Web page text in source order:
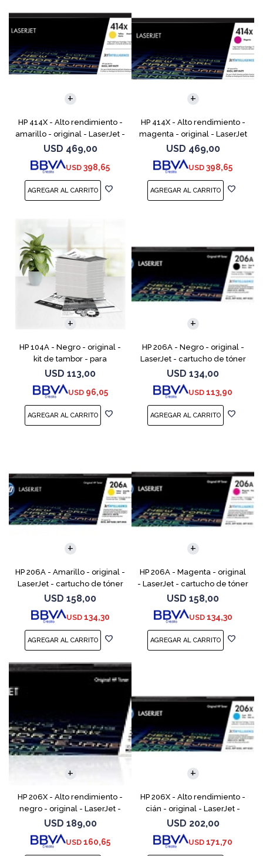
HP 414X - Alto rendimiento -
amarillo - original - LaserJet -
cartucho de tóner (W2022X) -
para Color LaserJet
Enterprise M455,
USD 469,00
USD 398,65
HP 414X - Alto rendimiento -
magenta - original - LaserJet
- cartucho de tóner (W2023X)
- para Color LaserJet
Enterprise M455, M
USD 469,00
USD 398,65
HP 104A - Negro - original -
kit de tambor - para
Neverstop Laser 1000a,
1000n, 1000w, MFP 1200a, MFP
1200n, MFP 1200nw, MFP 120
USD 113,00
USD 96,05
HP 206A - Negro - original -
LaserJet - cartucho de tóner
(W2110A) - para Color
LaserJet Pro M255, M283, MFP
M282, MFP M283
USD 134,00
USD 113,90
HP 206A - Amarillo - original -
LaserJet - cartucho de tóner
(W2112A) - para Color
LaserJet Pro M255, M283, MFP
M282, MFP M283
USD 158,00
USD 134,30
HP 206A - Magenta - original
- LaserJet - cartucho de tóner
(W2113A) - para Color
LaserJet Pro M255, M283, MFP
M282, MFP M283
USD 158,00
USD 134,30
HP 206X - Alto rendimiento -
negro - original - LaserJet -
cartucho de tóner (W2110X) -
para Color LaserJet Pro M255,
M283, MFP
USD 189,00
USD 160,65
HP 206X - Alto rendimiento -
cián - original - LaserJet -
cartucho de tóner (W2111X) -
para Color LaserJet Pro M255,
M283, MFP M
USD 202,00
USD 171,70